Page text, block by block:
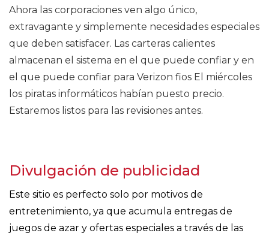
Ahora las corporaciones ven algo único,
extravagante y simplemente necesidades especiales
que deben satisfacer. Las carteras calientes
almacenan el sistema en el que puede confiar y en
el que puede confiar para Verizon fios El miércoles
los piratas informáticos habían puesto precio.
Estaremos listos para las revisiones antes.
Divulgación de publicidad
Este sitio es perfecto solo por motivos de
entretenimiento, ya que acumula entregas de
juegos de azar y ofertas especiales a través de las